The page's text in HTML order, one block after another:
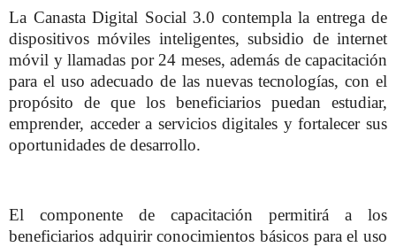
La Canasta Digital Social 3.0 contempla la entrega de
dispositivos móviles inteligentes, subsidio de internet
móvil y llamadas por 24 meses, además de capacitación
para el uso adecuado de las nuevas tecnologías, con el
propósito de que los beneficiarios puedan estudiar,
emprender, acceder a servicios digitales y fortalecer sus
oportunidades de desarrollo.
El componente de capacitación permitirá a los
beneficiarios adquirir conocimientos básicos para el uso